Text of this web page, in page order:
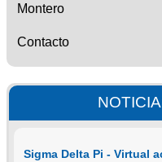
Montero
Contacto
Sigma Delta Pi - Virtual